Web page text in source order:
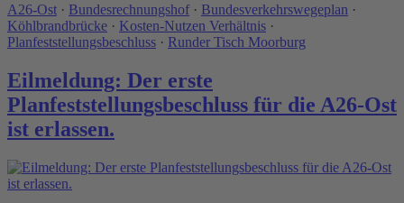
A26-Ost · Bundesrechnungshof · Bundesverkehrswegeplan ·
Köhlbrandbrücke · Kosten-Nutzen Verhältnis ·
Planfeststellungsbeschluss · Runder Tisch Moorburg
Eilmeldung: Der erste
Planfeststellungsbeschluss für die A26-Ost
ist erlassen.